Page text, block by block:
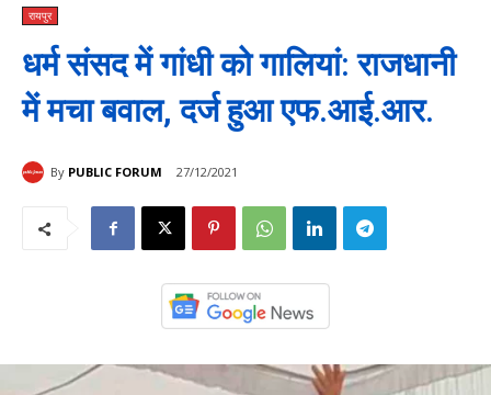
रायपुर
धर्म संसद में गांधी को गालियां: राजधानी
में मचा बवाल, दर्ज हुआ एफ.आई.आर.
By PUBLIC FORUM 27/12/2021